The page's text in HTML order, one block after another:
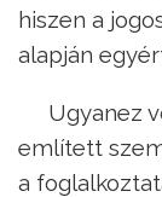
hiszen a
alapján
Ugyanez
említett
a